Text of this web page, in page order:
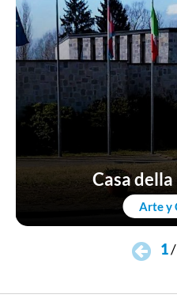
Arte y
Casa
1/